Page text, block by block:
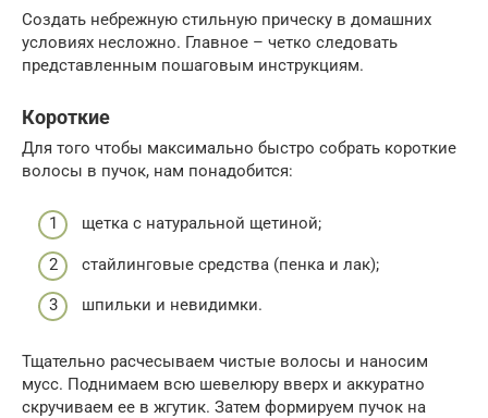
Создать небрежную стильную прическу в домашних
условиях несложно. Главное – четко следовать
представленным пошаговым инструкциям.
Короткие
Для того чтобы максимально быстро собрать короткие
волосы в пучок, нам понадобится:
щетка с натуральной щетиной;
стайлинговые средства (пенка и лак);
шпильки и невидимки.
Тщательно расчесываем чистые волосы и наносим
мусс. Поднимаем всю шевелюру вверх и аккуратно
скручиваем ее в жгутик. Затем формируем пучок на